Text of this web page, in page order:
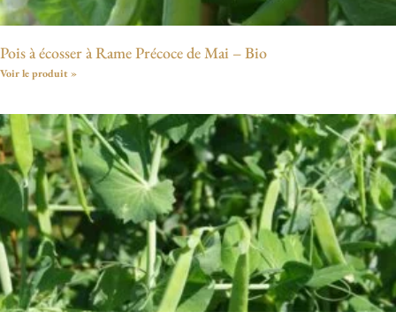
Pois à écosser à Rame Précoce de Mai – Bio
Voir le produit »